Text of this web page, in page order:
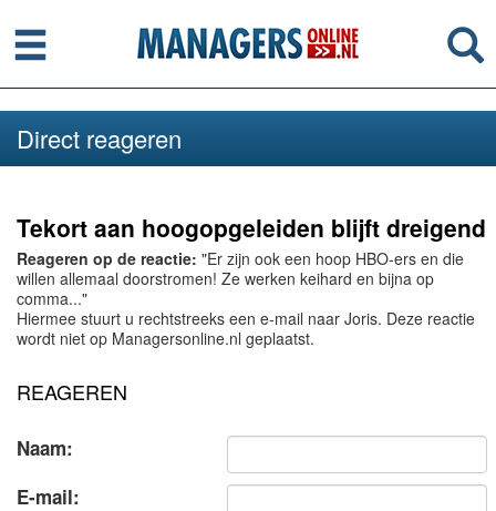
Menu
Direct reageren
Tekort aan hoogopgeleiden blijft dreigend
Reageren op de reactie: "Er zijn ook een hoop HBO-ers en die
willen allemaal doorstromen! Ze werken keihard en bijna op
comma..."
Hiermee stuurt u rechtstreeks een e-mail naar Joris. Deze reactie
wordt niet op Managersonline.nl geplaatst.
REAGEREN
Naam:
E-mail: